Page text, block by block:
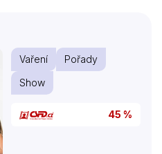
podobnou tématikou,
koláče, bábovky,
recepty z dovolené,
a mnohé další. Josef s
Vaření
Pořady
Show
45 %